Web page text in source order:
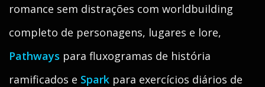
romance sem distrações com worldbuilding
completo de personagens, lugares e lore,
Pathways para fluxogramas de história
ramificados e Spark para exercícios diários de